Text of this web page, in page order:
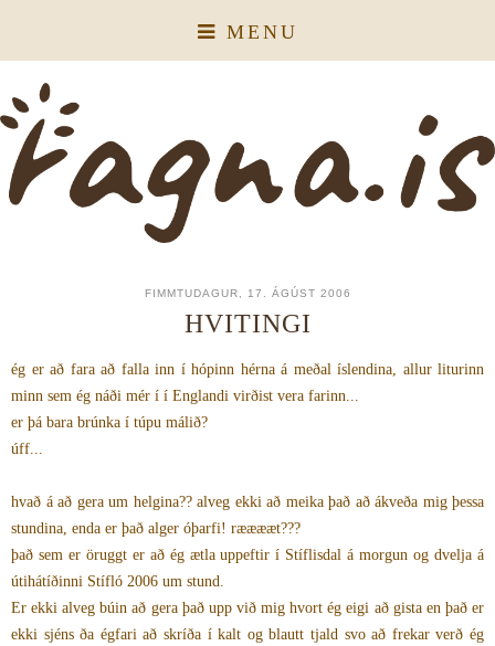
MENU
FIMMTUDAGUR, 17. ÁGÚST 2006
HVITINGI
ég er að fara að falla inn í hópinn hérna á meðal íslendina, allur liturinn
minn sem ég náði mér í í Englandi virðist vera farinn...
er þá bara brúnka í túpu málið?
úff...
hvað á að gera um helgina?? alveg ekki að meika það að ákveða mig þessa
stundina, enda er það alger óþarfi! rææææt???
það sem er öruggt er að ég ætla uppeftir í Stíflisdal á morgun og dvelja á
útihátíðinni Stífló 2006 um stund.
Er ekki alveg búin að gera það upp við mig hvort ég eigi að gista en það er
ekki sjéns ða égfari að skríða í kalt og blautt tjald svo að frekar verð ég